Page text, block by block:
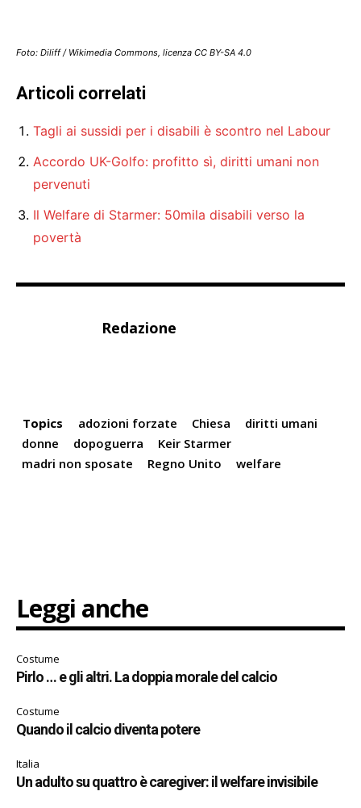
Foto: Diliff / Wikimedia Commons, licenza CC BY-SA 4.0
Articoli correlati
Tagli ai sussidi per i disabili è scontro nel Labour
Accordo UK-Golfo: profitto sì, diritti umani non
pervenuti
Il Welfare di Starmer: 50mila disabili verso la
povertà
Redazione
Topics adozioni forzate Chiesa
diritti umani
donne
dopoguerra
Keir Starmer
madri non sposate
Regno Unito welfare
Leggi anche
Costume
Pirlo … e gli altri. La doppia morale del calcio
Costume
Quando il calcio diventa potere
Italia
Un adulto su quattro è caregiver: il welfare invisibile